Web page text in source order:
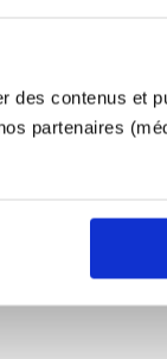
des contenus et
partenaires